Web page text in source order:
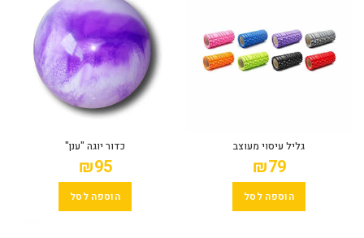
גליל עיסוי מעוצב
₪79
הוספה לסל
כדור יוגה "ענן"
₪95
הוספה לסל